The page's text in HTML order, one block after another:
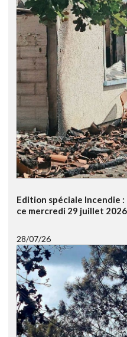
Edition spéciale Incendie
ce mercredi 29 juillet
28/07/26